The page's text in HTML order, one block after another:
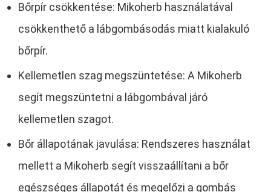
Bőrpír csökkentése: Mikoherb használatával
csökkenthető a lábgombásodás miatt kialakuló
bőrpír.
Kellemetlen szag megszüntetése: A Mikoherb
segít megszüntetni a lábgombával járó
kellemetlen szagot.
Bőr állapotának javulása: Rendszeres használat
mellett a Mikoherb segít visszaállítani a bőr
egészséges állapotát és megelőzi a gombás